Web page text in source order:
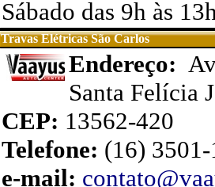
Sábado das 9h às
Travas Elétricas São Carlos
Endereço:
Santa Felícia
CEP: 13562-420
Telefone: (16)
e-mail: